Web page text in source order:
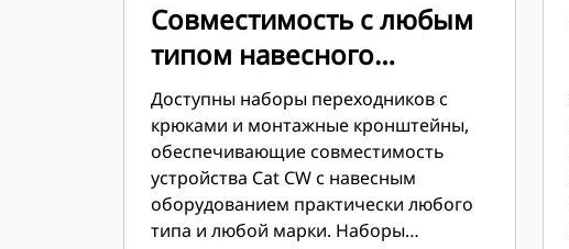
Совместимость с любым
типом навесного
оборудования
Доступны наборы переходников с
крюками и монтажные кронштейны,
обеспечивающие совместимость
устройства Cat CW с навесным
оборудованием практически любого
типа и любой марки. Наборы